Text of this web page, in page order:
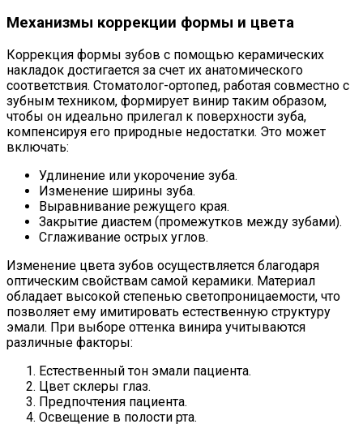
Механизмы коррекции формы и цвета
Коррекция формы зубов с помощью керамических
накладок достигается за счет их анатомического
соответствия. Стоматолог-ортопед, работая совместно с
зубным техником, формирует винир таким образом,
чтобы он идеально прилегал к поверхности зуба,
компенсируя его природные недостатки. Это может
включать:
Удлинение или укорочение зуба.
Изменение ширины зуба.
Выравнивание режущего края.
Закрытие диастем (промежутков между зубами).
Сглаживание острых углов.
Изменение цвета зубов осуществляется благодаря
оптическим свойствам самой керамики. Материал
обладает высокой степенью светопроницаемости, что
позволяет ему имитировать естественную структуру
эмали. При выборе оттенка винира учитываются
различные факторы:
Естественный тон эмали пациента.
Цвет склеры глаз.
Предпочтения пациента.
Освещение в полости рта.